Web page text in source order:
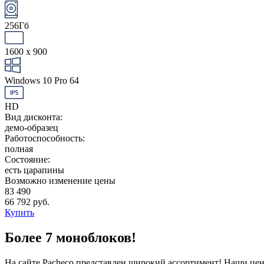
256Гб
1600 x 900
Windows 10 Pro 64
HD
Вид дисконта:
демо-образец
Работоспособность:
полная
Состояние:
есть царапины
Возможно изменение цены
83 490
66 792 руб.
Купить
Более 7 моноблоков!